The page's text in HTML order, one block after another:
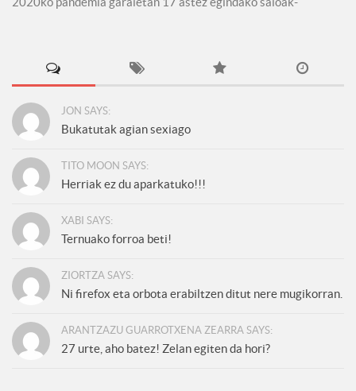
JON SAYS:
Bukatutak agian sexiago
TITO MOON SAYS:
Herriak ez du aparkatuko!!!
XABI SAYS:
Ternuako forroa beti!
ZIORTZA SAYS:
Ni firefox eta orbota erabiltzen ditut nere mugikorran.
ARANTZAZU GUARROTXENA ZEARRA SAYS:
27 urte, aho batez! Zelan egiten da hori?